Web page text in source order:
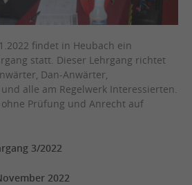
findet in Heubach ein
statt. Dieser Lehrgang richtet
Dan-Anwärter,
alle am Regelwerk Interessierten.
Prüfung und Anrecht auf
3/2022
2022